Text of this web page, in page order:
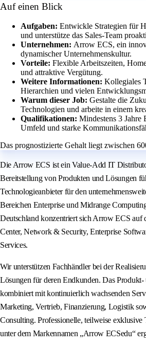
Auf einen Blick
Aufgaben: Entwickle Strategien für
und unterstütze das Sales-Team
Unternehmen: Arrow ECS, ein
dynamischer Unternehmenskultur.
Vorteile: Flexible Arbeitszeiten,
und attraktive Vergütung.
Weitere Informationen: Kollegiales
Hierarchien und vielen
Warum dieser Job: Gestalte die
Technologien und arbeite in einem
Qualifikationen: Mindestens 3 Jahre
Umfeld und starke
Das prognostizierte Gehalt liegt zwischen
Die Arrow ECS ist ein Value-Add IT
Bereitstellung von Produkten und Lösungen
Technologieanbieter für den
Bereichen Enterprise und Midrange
Deutschland konzentriert sich Arrow ECS auf
Center, Network & Security, Enterprise
Services.
Wir unterstützen Fachhändler bei der
Lösungen für deren Endkunden. Das
kombiniert mit kontinuierlich wachsenden
Marketing, Vertrieb, Finanzierung, Logistik
Consulting. Professionelle, teilweise exklusive
unter dem Markennamen „Arrow ECSedu“